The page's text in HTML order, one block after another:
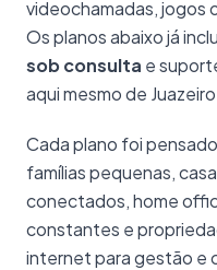
videochamadas, jogos
Os planos abaixo já
sob consulta e
aqui mesmo de
Cada plano foi
famílias pequenas,
conectados, home
constantes e
internet para gestão e